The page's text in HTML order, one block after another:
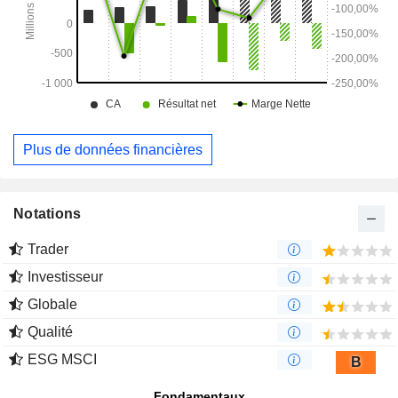
Plus de données financières
Notations
Trader
Investisseur
Globale
Qualité
ESG MSCI
B